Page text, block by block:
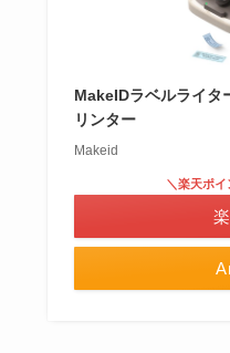
MakeIDラベルライタ
リンター
Makeid
＼楽天ポイ